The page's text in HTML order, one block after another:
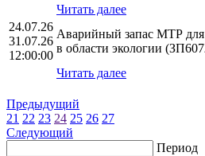
Читать далее
24.07.26
31.07.26
12:00:00
Аварийный запас МТР
в области экологии
Читать далее
Предыдущий
21 22 23 24 25 26 27
Следующий
Период